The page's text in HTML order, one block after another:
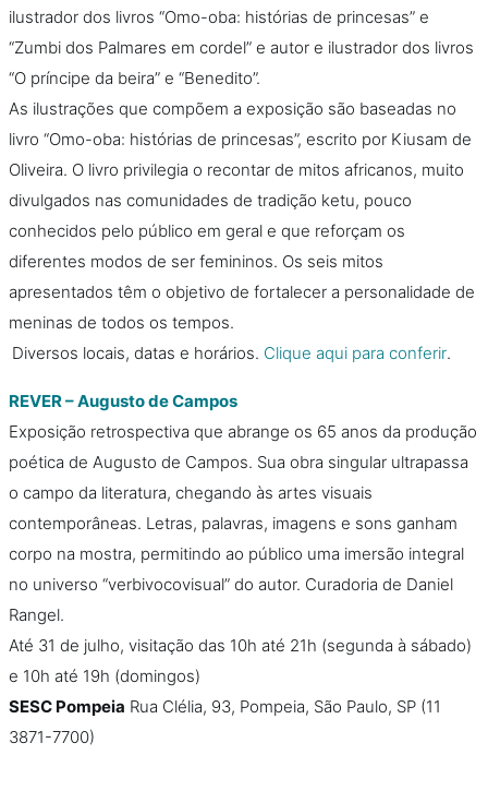
ilustrador dos livros “Omo-oba: histórias de princesas” e
“Zumbi dos Palmares em cordel” e autor e ilustrador dos livros
“O príncipe da beira” e “Benedito”.
As ilustrações que compõem a exposição são baseadas no
livro “Omo-oba: histórias de princesas”, escrito por Kiusam de
Oliveira. O livro privilegia o recontar de mitos africanos, muito
divulgados nas comunidades de tradição ketu, pouco
conhecidos pelo público em geral e que reforçam os
diferentes modos de ser femininos. Os seis mitos
apresentados têm o objetivo de fortalecer a personalidade de
meninas de todos os tempos.
Diversos locais, datas e horários. Clique aqui para conferir.
REVER – Augusto de Campos
Exposição retrospectiva que abrange os 65 anos da produção
poética de Augusto de Campos. Sua obra singular ultrapassa
o campo da literatura, chegando às artes visuais
contemporâneas. Letras, palavras, imagens e sons ganham
corpo na mostra, permitindo ao público uma imersão integral
no universo “verbivocovisual” do autor. Curadoria de Daniel
Rangel.
Até 31 de julho, visitação das 10h até 21h (segunda à sábado)
e 10h até 19h (domingos)
SESC Pompeia Rua Clélia, 93, Pompeia, São Paulo, SP (11
3871-7700)